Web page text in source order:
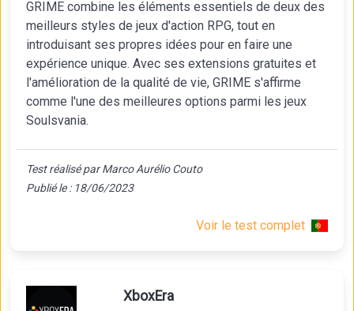
GRIME combine les éléments essentiels de deux des
meilleurs styles de jeux d'action RPG, tout en
introduisant ses propres idées pour en faire une
expérience unique. Avec ses extensions gratuites et
l'amélioration de la qualité de vie, GRIME s'affirme
comme l'une des meilleures options parmi les jeux
Soulsvania.
Test réalisé par Marco Aurélio Couto
Publié le : 18/06/2023
Voir le test complet
XboxEra